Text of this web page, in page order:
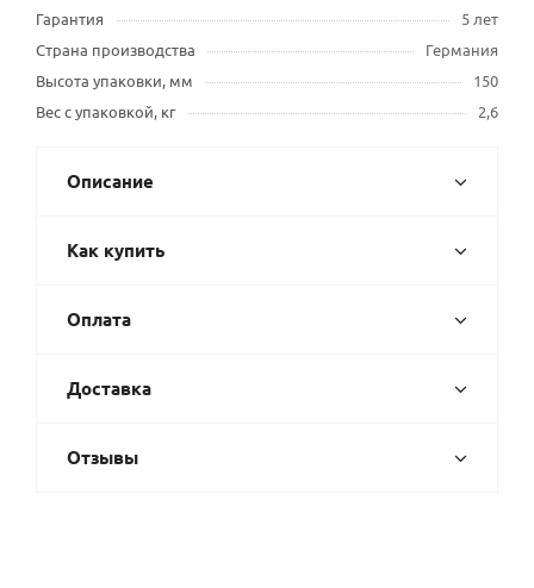
Гарантия
5 лет
Страна производства
Германия
Высота упаковки, мм
150
Вес с упаковкой, кг
2,6
Описание
Как купить
Оплата
Доставка
Отзывы